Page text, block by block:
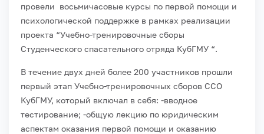
провели восьмичасовые курсы по первой помощи и
психологической поддержке в рамках реализации
проекта “Учебно-тренировочные сборы
Студенческого спасательного отряда КубГМУ “.
В течение двух дней более 200 участников прошли
первый этап Учебно-тренировочных сборов ССО
КубГМУ, который включал в себя: -вводное
тестирование; -общую лекцию по юридическим
аспектам оказания первой помощи и оказанию